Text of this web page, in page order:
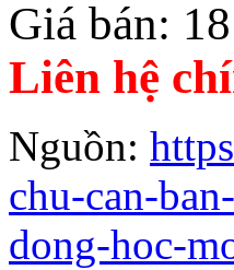
Giá bán:
Liên hệ
Nguồn:
chu-can-
dong-hoc-